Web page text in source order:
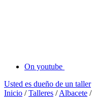
On youtube
Usted es dueño de un taller
Inicio /Talleres /Albacete /